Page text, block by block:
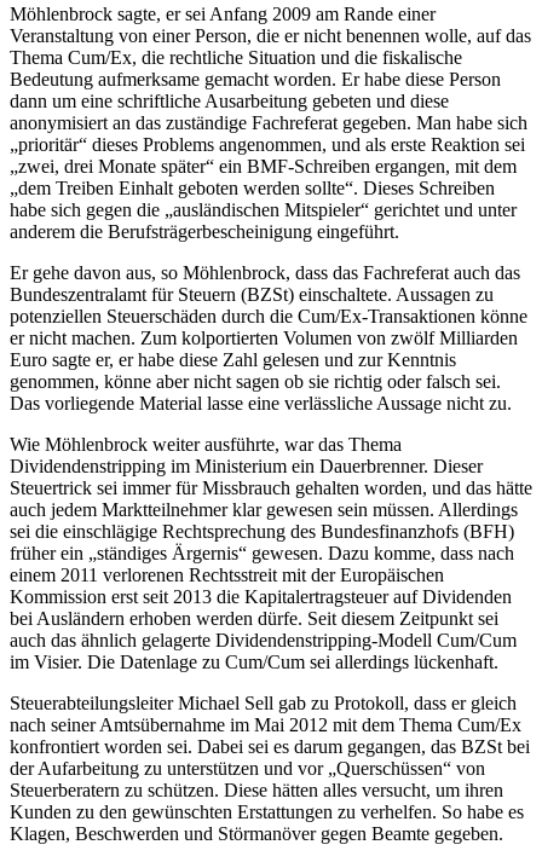
Möhlenbrock sagte, er sei Anfang 2009 am Rande einer
Veranstaltung von einer Person, die er nicht benennen wolle, auf das
Thema Cum/Ex, die rechtliche Situation und die fiskalische
Bedeutung aufmerksame gemacht worden. Er habe diese Person
dann um eine schriftliche Ausarbeitung gebeten und diese
anonymisiert an das zuständige Fachreferat gegeben. Man habe sich
„prioritär“ dieses Problems angenommen, und als erste Reaktion sei
„zwei, drei Monate später“ ein BMF-Schreiben ergangen, mit dem
„dem Treiben Einhalt geboten werden sollte“. Dieses Schreiben
habe sich gegen die „ausländischen Mitspieler“ gerichtet und unter
anderem die Berufsträgerbescheinigung eingeführt.
Er gehe davon aus, so Möhlenbrock, dass das Fachreferat auch das
Bundeszentralamt für Steuern (BZSt) einschaltete. Aussagen zu
potenziellen Steuerschäden durch die Cum/Ex-Transaktionen könne
er nicht machen. Zum kolportierten Volumen von zwölf Milliarden
Euro sagte er, er habe diese Zahl gelesen und zur Kenntnis
genommen, könne aber nicht sagen ob sie richtig oder falsch sei.
Das vorliegende Material lasse eine verlässliche Aussage nicht zu.
Wie Möhlenbrock weiter ausführte, war das Thema
Dividendenstripping im Ministerium ein Dauerbrenner. Dieser
Steuertrick sei immer für Missbrauch gehalten worden, und das hätte
auch jedem Marktteilnehmer klar gewesen sein müssen. Allerdings
sei die einschlägige Rechtsprechung des Bundesfinanzhofs (BFH)
früher ein „ständiges Ärgernis“ gewesen. Dazu komme, dass nach
einem 2011 verlorenen Rechtsstreit mit der Europäischen
Kommission erst seit 2013 die Kapitalertragsteuer auf Dividenden
bei Ausländern erhoben werden dürfe. Seit diesem Zeitpunkt sei
auch das ähnlich gelagerte Dividendenstripping-Modell Cum/Cum
im Visier. Die Datenlage zu Cum/Cum sei allerdings lückenhaft.
Steuerabteilungsleiter Michael Sell gab zu Protokoll, dass er gleich
nach seiner Amtsübernahme im Mai 2012 mit dem Thema Cum/Ex
konfrontiert worden sei. Dabei sei es darum gegangen, das BZSt bei
der Aufarbeitung zu unterstützen und vor „Querschüssen“ von
Steuerberatern zu schützen. Diese hätten alles versucht, um ihren
Kunden zu den gewünschten Erstattungen zu verhelfen. So habe es
Klagen, Beschwerden und Störmanöver gegen Beamte gegeben.